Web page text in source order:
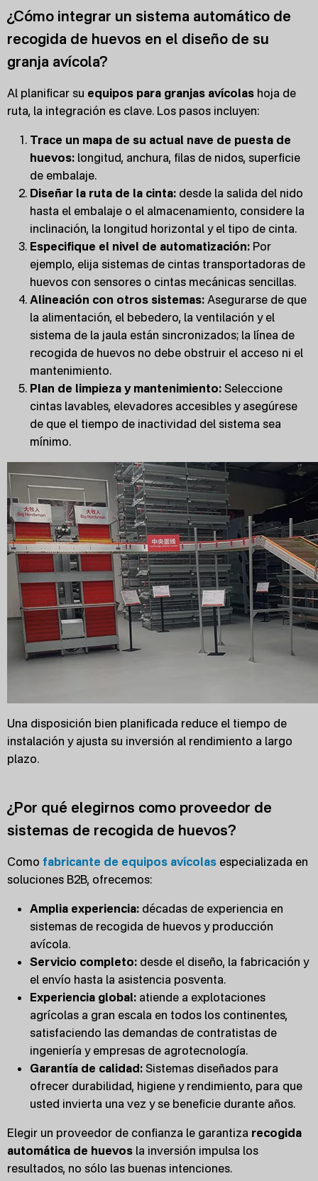
¿Cómo integrar un sistema automático de
recogida de huevos en el diseño de su
granja avícola?
Al planificar su equipos para granjas avícolas hoja de
ruta, la integración es clave. Los pasos incluyen:
Trace un mapa de su actual nave de puesta de
huevos: longitud, anchura, filas de nidos, superficie
de embalaje.
Diseñar la ruta de la cinta: desde la salida del nido
hasta el embalaje o el almacenamiento, considere la
inclinación, la longitud horizontal y el tipo de cinta.
Especifique el nivel de automatización: Por
ejemplo, elija sistemas de cintas transportadoras de
huevos con sensores o cintas mecánicas sencillas.
Alineación con otros sistemas: Asegurarse de que
la alimentación, el bebedero, la ventilación y el
sistema de la jaula están sincronizados; la línea de
recogida de huevos no debe obstruir el acceso ni el
mantenimiento.
Plan de limpieza y mantenimiento: Seleccione
cintas lavables, elevadores accesibles y asegúrese
de que el tiempo de inactividad del sistema sea
mínimo.
Una disposición bien planificada reduce el tiempo de
instalación y ajusta su inversión al rendimiento a largo
plazo.
¿Por qué elegirnos como proveedor de
sistemas de recogida de huevos?
Como fabricante de equipos avícolas especializada en
soluciones B2B, ofrecemos:
Amplia experiencia: décadas de experiencia en
sistemas de recogida de huevos y producción
avícola.
Servicio completo: desde el diseño, la fabricación y
el envío hasta la asistencia posventa.
Experiencia global: atiende a explotaciones
agrícolas a gran escala en todos los continentes,
satisfaciendo las demandas de contratistas de
ingeniería y empresas de agrotecnología.
Garantía de calidad: Sistemas diseñados para
ofrecer durabilidad, higiene y rendimiento, para que
usted invierta una vez y se beneficie durante años.
Elegir un proveedor de confianza le garantiza recogida
automática de huevos la inversión impulsa los
resultados, no sólo las buenas intenciones.